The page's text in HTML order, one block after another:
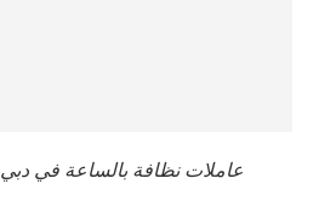
عاملات نظافة بالساعة في دبي